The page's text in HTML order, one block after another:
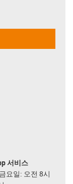
서비스
요일: 오전 8시